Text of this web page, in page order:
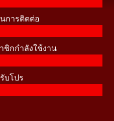
การติดต่อ
ชิกกำลังใช้งาน
บโปร